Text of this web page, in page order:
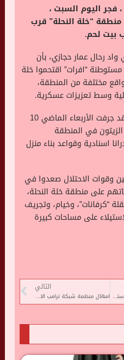
، فجر اليوم السبت ،
“خلة النحلة” قرب
بيت لحم.
رحال عمار حجازي، بأن
“افرات” اقتحموا خلة
مختلفة من المنطقة،
وسط تعزيزات عسكرية.
يذكر أن آليات الاحتلال قد جرفت الأربعاء الماضي 10
في المنطقة
اسنادية وقواعد بناء منزل
وقوات الاحتلال صعدوا في
على منطقة خلة النحلة،
“كرفانات”، وخيام، وتجريف
على مساحات كبيرة
طلب وزيرة خارجية ليبيا بالاستفادة من التجربة الأفغانية بعد انسحاب القوات الأجنبية
التالي
امهال منظمة شبكة ترامب الاجتماعية 30 يومًا للتوقف عن خرق قواعد ترخيص برمجياتها